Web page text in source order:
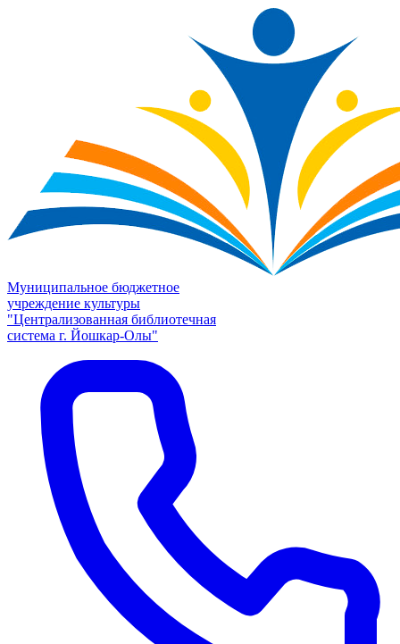
Муниципальное бюджетное
учреждение культуры
"Централизованная библиотечная
система г. Йошкар-Олы"